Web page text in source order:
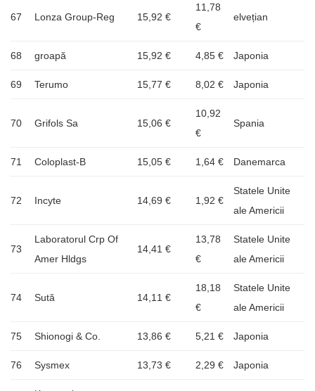
67 Lonza Group-Reg 15,92 €
11,78
€
elvețian
68 groapă 15,92 € 4,85 € Japonia
69 Terumo 15,77 € 8,02 € Japonia
70 Grifols Sa 15,06 €
10,92
€
Spania
71 Coloplast-B 15,05 € 1,64 € Danemarca
72 Incyte 14,69 € 1,92 €
Statele Unite
ale Americii
73
Laboratorul Crp Of
Amer Hldgs
14,41 €
13,78
€
Statele Unite
ale Americii
74 Sută 14,11 €
18,18
€
Statele Unite
ale Americii
75 Shionogi & Co. 13,86 € 5,21 € Japonia
76 Sysmex 13,73 € 2,29 € Japonia